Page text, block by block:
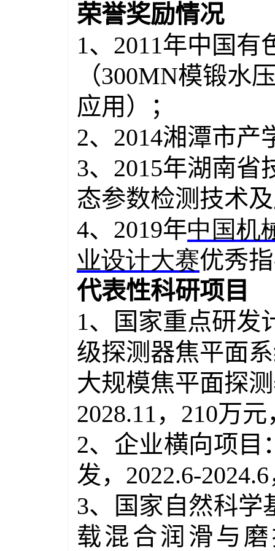
荣誉奖励情况
1、 2011年中国有
（300MN模锻水
应用）；
2、 2014湘潭市产
3、 2015年湖南省
态参数检测技术
4、 2019年中国机
业设计大赛优秀
代表性科研项目
1、国家重点研发
级探测器焦平面
大规模焦平面探
2028.11， 210万元
2、企业横向项目
发， 2022.6-2024.6
3、国家自然科学
载混合润滑与